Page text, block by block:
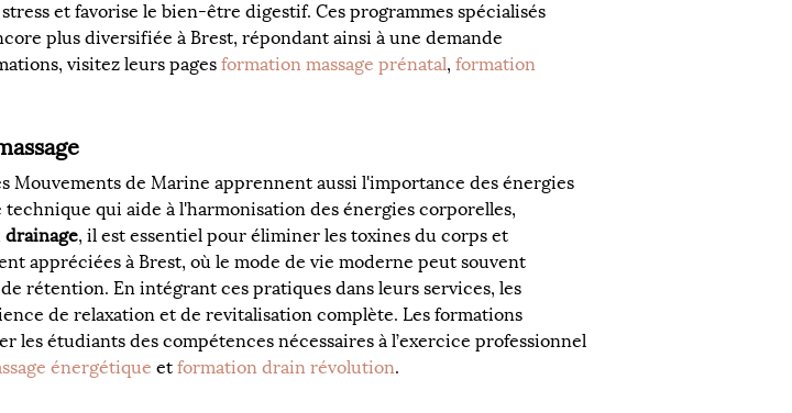
et favorise le bien-être digestif. Ces programmes spécialisés
plus diversifiée à Brest, répondant ainsi à une demande
visitez leurs pages formation massage prénatal, formation
Mouvements de Marine apprennent aussi l'importance des énergies
technique qui aide à l'harmonisation des énergies corporelles,
drainage, il est essentiel pour éliminer les toxines du corps et
appréciées à Brest, où le mode de vie moderne peut souvent
rétention. En intégrant ces pratiques dans leurs services, les
de relaxation et de revitalisation complète. Les formations
étudiants des compétences nécessaires à l’exercice professionnel
énergétique et formation drain révolution.